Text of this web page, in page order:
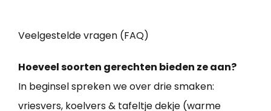
Veelgestelde vragen (FAQ)
Hoeveel soorten gerechten bieden ze aan?
In beginsel spreken we over drie smaken:
vriesvers, koelvers & tafeltje dekje (warme